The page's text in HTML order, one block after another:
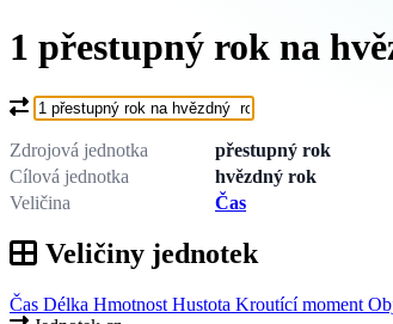
1 přestupný rok na
Co chcete převést?
Zdrojová jednotka
přestupný rok
Cílová jednotka
hvězdný rok
Veličina
Čas
Veličiny jednotek
Čas Délka Hmotnost Hustota Kroutící moment